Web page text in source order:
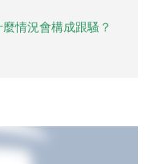
情況會構成跟騷？